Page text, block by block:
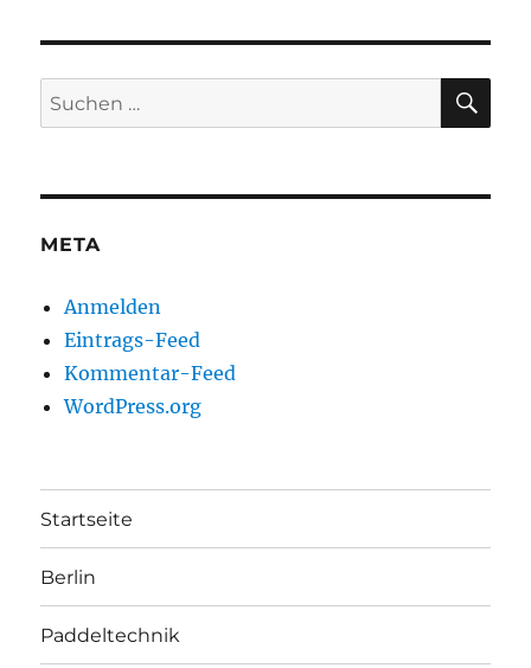
Suchen
nach:
META
Anmelden
Eintrags-Feed
Kommentar-Feed
WordPress.org
Startseite
Berlin
Paddeltechnik